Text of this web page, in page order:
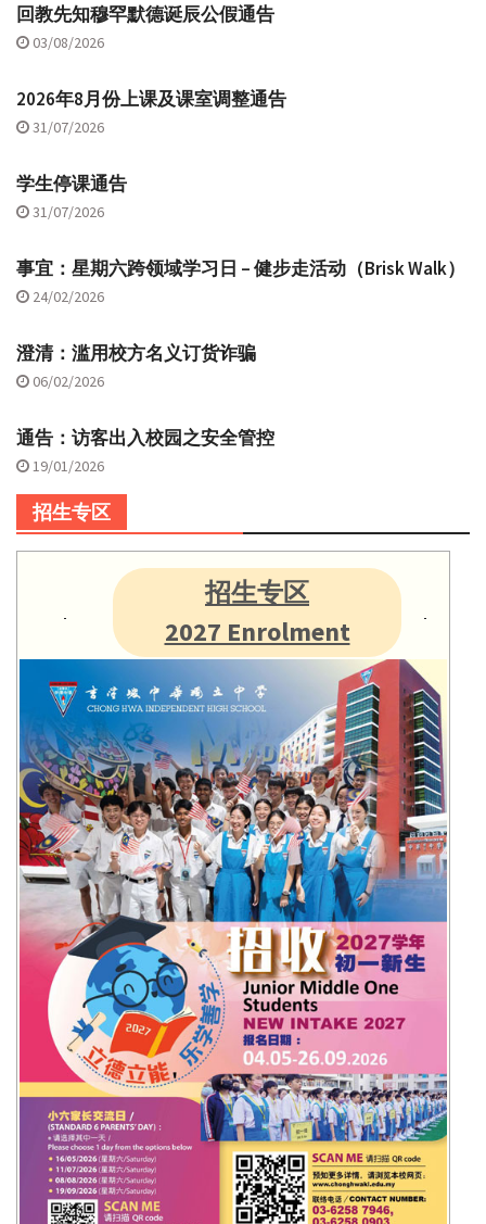
回教先知穆罕默德诞辰公假通告
03/08/2026
2026年8月份上课及课室调整通告
31/07/2026
学生停课通告
31/07/2026
事宜：星期六跨领域学习日 – 健步走活动（Brisk Walk）
24/02/2026
澄清：滥用校方名义订货诈骗
06/02/2026
通告：访客出入校园之安全管控
19/01/2026
招生专区
招生专区
2027 Enrolment